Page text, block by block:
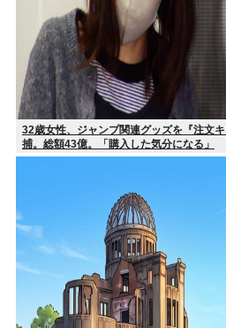
32歳女性、ジャンプ関連グッズを『注文
捕。総額43億。「購入した気分になる」